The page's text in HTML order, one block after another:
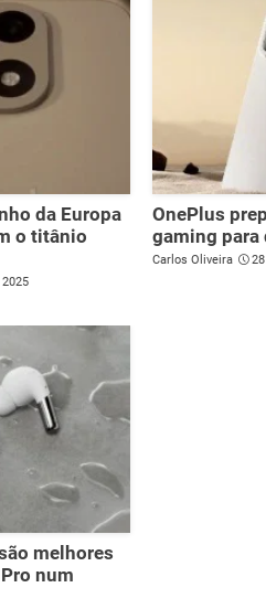
da Europa
o titânio
OnePlus
gaming para
Carlos Oliveira
melhores
num